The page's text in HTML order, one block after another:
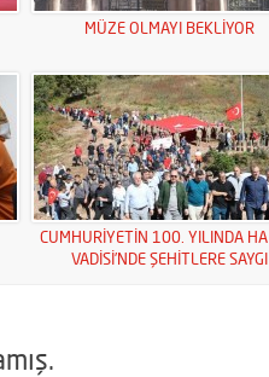
MÜZE OLMAYI BEKLİYOR
CUMHURİYETİN 100. YILINDA
VADİSİ’NDE ŞEHİTLERE SAYGI